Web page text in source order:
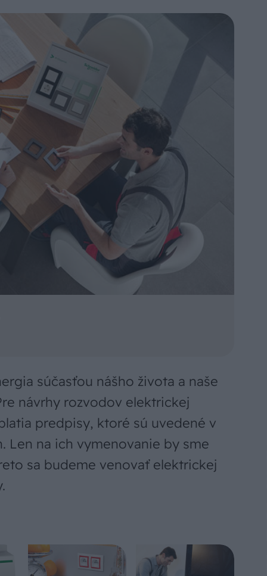
súčasťou nášho života a naše
návrhy rozvodov elektrickej
predpisy, ktoré sú uvedené v
Len na ich vymenovanie by sme
sa budeme venovať elektrickej